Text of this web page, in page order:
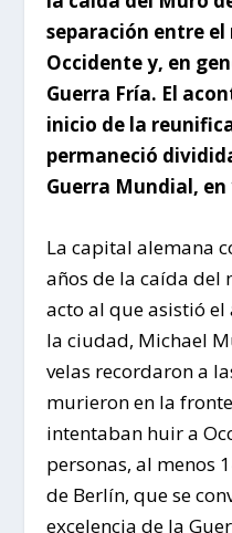
separación entre
Occidente y, en
Guerra Fría. El
inicio de la
permaneció
Guerra Mundial, en
La capital alemana
años de la caída del
acto al que asistió
la ciudad, Michael
velas recordaron a
murieron en la
intentaban huir a
personas, al menos
de Berlín, que se
excelencia de la